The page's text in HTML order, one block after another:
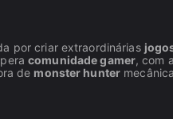
por criar extraordinárias
comunidade gamer, com
de monster hunter